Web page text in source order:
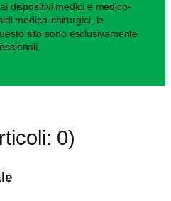
dispositivi medici e medico-
medico-chirurgici, le
sito sono esclusivamente
0)